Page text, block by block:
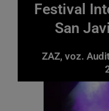
Festival
San
ZAZ, voz.